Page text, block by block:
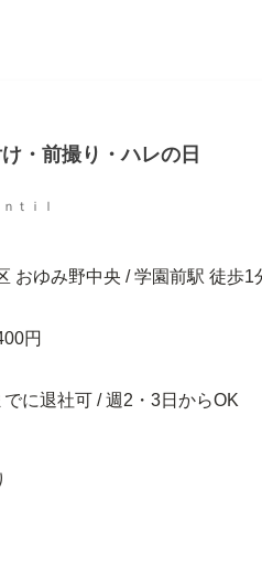
・前撮り・ハレの日
ｔｉｌ
おゆみ野中央 / 学園前駅 徒歩1
円
に退社可 / 週2・3日からOK